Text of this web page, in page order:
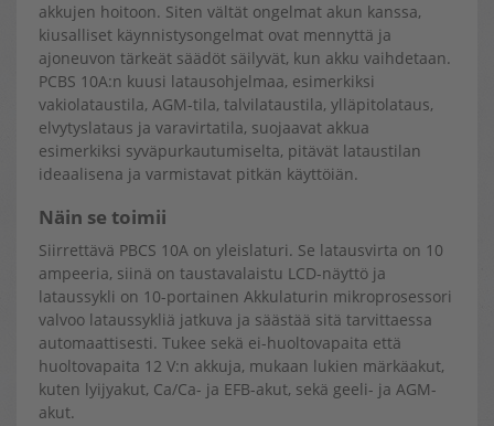
akkujen hoitoon. Siten vältät ongelmat akun kanssa,
kiusalliset käynnistysongelmat ovat mennyttä ja
ajoneuvon tärkeät säädöt säilyvät, kun akku vaihdetaan.
PCBS 10A:n kuusi latausohjelmaa, esimerkiksi
vakiolataustila, AGM-tila, talvilataustila, ylläpitolataus,
elvytyslataus ja varavirtatila, suojaavat akkua
esimerkiksi syväpurkautumiselta, pitävät lataustilan
ideaalisena ja varmistavat pitkän käyttöiän.
Näin se toimii
Siirrettävä PBCS 10A on yleislaturi. Se latausvirta on 10
ampeeria, siinä on taustavalaistu LCD-näyttö ja
lataussykli on 10-portainen Akkulaturin mikroprosessori
valvoo lataussykliä jatkuva ja säästää sitä tarvittaessa
automaattisesti. Tukee sekä ei-huoltovapaita että
huoltovapaita 12 V:n akkuja, mukaan lukien märkäakut,
kuten lyijyakut, Ca/Ca- ja EFB-akut, sekä geeli- ja AGM-
akut.